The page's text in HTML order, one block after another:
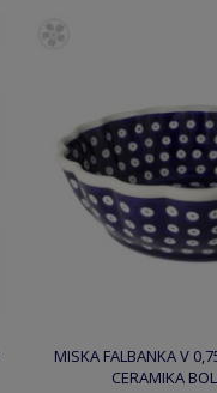
MISKA FALBANKA V
CERAMIKA